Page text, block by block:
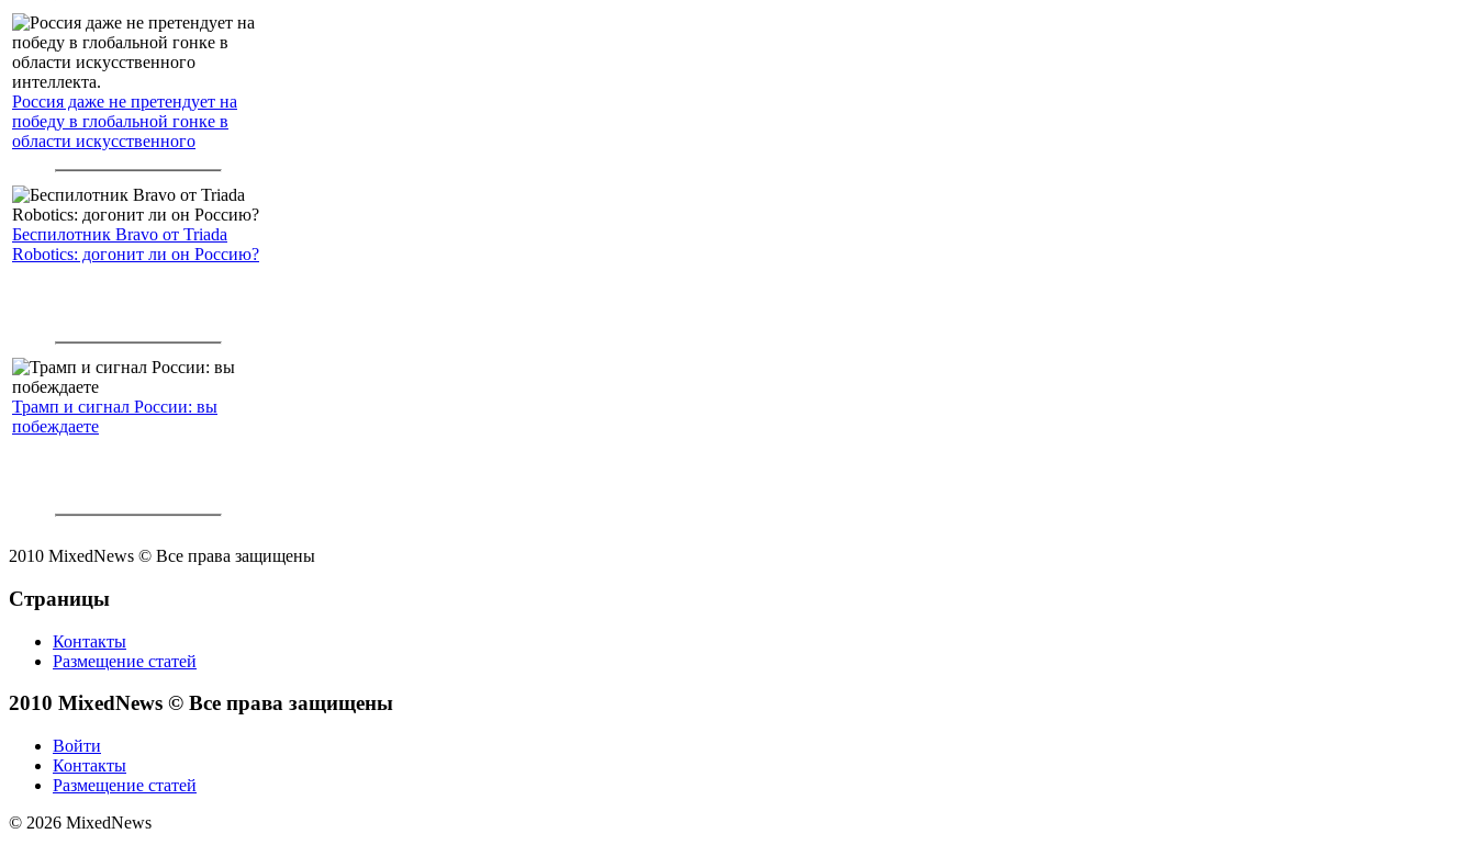
Россия даже не претендует на
победу в глобальной гонке в
области искусственного
Беспилотник Bravo от Triada
Robotics: догонит ли он Россию?
Трамп и сигнал России: вы
побеждаете
2010 MixedNews © Все права защищены
Страницы
Контакты
Размещение статей
2010 MixedNews © Все права защищены
Войти
Контакты
Размещение статей
© 2026 MixedNews